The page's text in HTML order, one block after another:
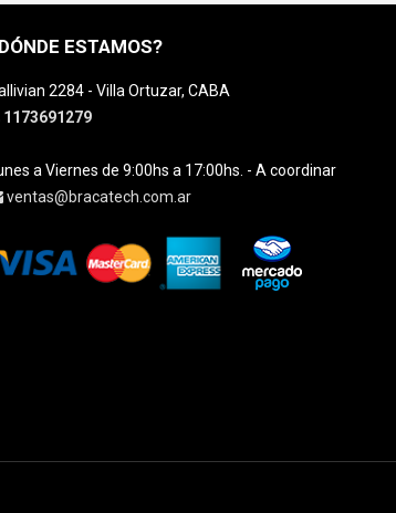
ESTAMOS?
2284 - Villa Ortuzar, CABA
1173691279
a Viernes de 9:00hs a 17:00hs. - A coordinar
ventas@bracatech.com.ar